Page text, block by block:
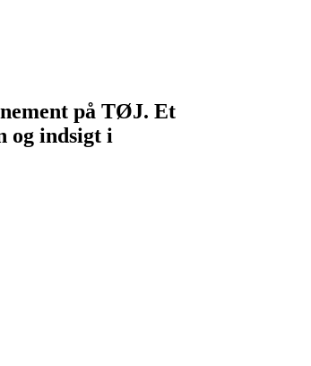
på TØJ. Et
og indsigt i